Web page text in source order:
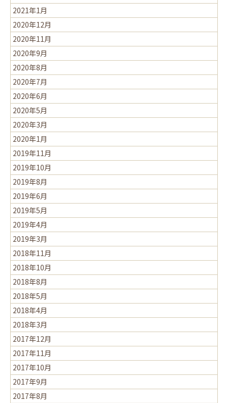
2021年1月
2020年12月
2020年11月
2020年9月
2020年8月
2020年7月
2020年6月
2020年5月
2020年3月
2020年1月
2019年11月
2019年10月
2019年8月
2019年6月
2019年5月
2019年4月
2019年3月
2018年11月
2018年10月
2018年8月
2018年5月
2018年4月
2018年3月
2017年12月
2017年11月
2017年10月
2017年9月
2017年8月